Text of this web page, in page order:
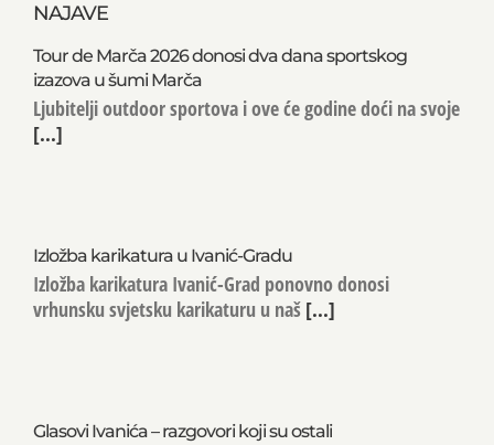
NAJAVE
Tour de Marča 2026 donosi dva dana sportskog
izazova u šumi Marča
Ljubitelji outdoor sportova i ove će godine doći na svoje
[...]
Izložba karikatura u Ivanić-Gradu
Izložba karikatura Ivanić-Grad ponovno donosi
vrhunsku svjetsku karikaturu u naš [...]
Glasovi Ivanića – razgovori koji su ostali